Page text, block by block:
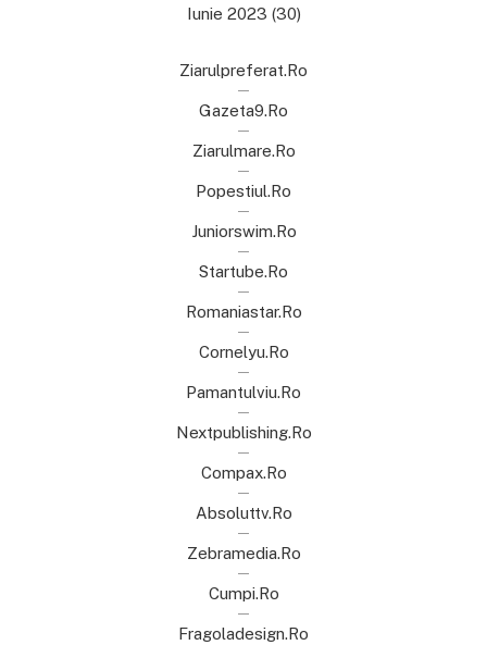
Iunie 2023 (30)
Ziarulpreferat.ro
Gazeta9.ro
Ziarulmare.ro
Popestiul.ro
Juniorswim.ro
Startube.ro
Romaniastar.ro
Cornelyu.ro
Pamantulviu.ro
Nextpublishing.ro
Compax.ro
Absoluttv.ro
Zebramedia.ro
Cumpi.ro
Fragoladesign.ro